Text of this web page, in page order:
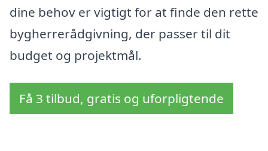
dine behov er vigtigt for at finde den rette
bygherrerådgivning, der passer til dit
budget og projektmål.
Få 3 tilbud, gratis og uforpligtende